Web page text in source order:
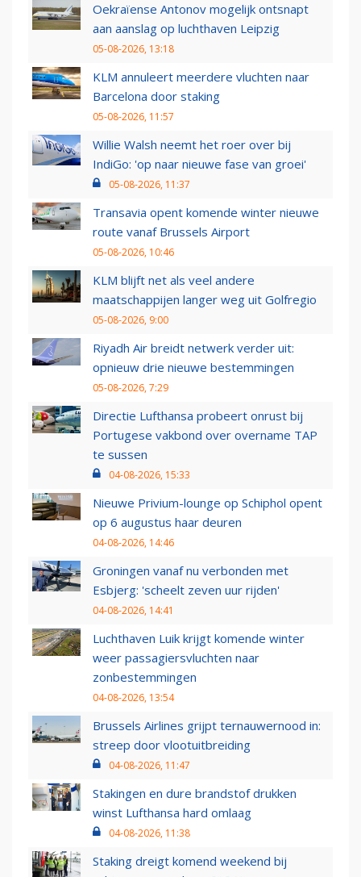
Oekraïense Antonov mogelijk ontsnapt
aan aanslag op luchthaven Leipzig
05-08-2026, 13:18
KLM annuleert meerdere vluchten naar
Barcelona door staking
05-08-2026, 11:57
Willie Walsh neemt het roer over bij
IndiGo: 'op naar nieuwe fase van groei'
05-08-2026, 11:37
Transavia opent komende winter nieuwe
route vanaf Brussels Airport
05-08-2026, 10:46
KLM blijft net als veel andere
maatschappijen langer weg uit Golfregio
05-08-2026, 9:00
Riyadh Air breidt netwerk verder uit:
opnieuw drie nieuwe bestemmingen
05-08-2026, 7:29
Directie Lufthansa probeert onrust bij
Portugese vakbond over overname TAP
te sussen
04-08-2026, 15:33
Nieuwe Privium-lounge op Schiphol opent
op 6 augustus haar deuren
04-08-2026, 14:46
Groningen vanaf nu verbonden met
Esbjerg: 'scheelt zeven uur rijden'
04-08-2026, 14:41
Luchthaven Luik krijgt komende winter
weer passagiersvluchten naar
zonbestemmingen
04-08-2026, 13:54
Brussels Airlines grijpt ternauwernood in:
streep door vlootuitbreiding
04-08-2026, 11:47
Stakingen en dure brandstof drukken
winst Lufthansa hard omlaag
04-08-2026, 11:38
Staking dreigt komend weekend bij